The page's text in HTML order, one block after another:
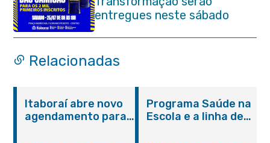
entregues neste sábado
(25/07)
Relacionadas
Itaboraí abre novo
agendamento para
Programa Saúde na
Escola e a linha de